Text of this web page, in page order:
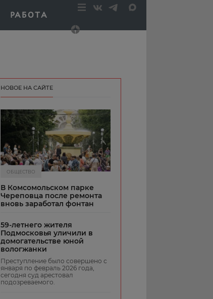
РАБОТА
НОВОЕ НА САЙТЕ
ОБЩЕСТВО
В Комсомольском парке
Череповца после ремонта
вновь заработал фонтан
59-летнего жителя
Подмосковья уличили в
домогательстве юной
вологжанки
Преступление было совершено с
января по февраль 2026 года,
сегодня суд арестовал
подозреваемого.